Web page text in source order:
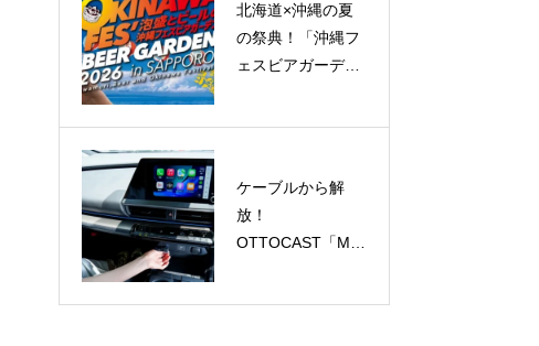
北海道×沖縄の夏
の祭典！「沖縄フ
ェスビアガーデン
ケーブルから解
放！
OTTOCAST「Mini